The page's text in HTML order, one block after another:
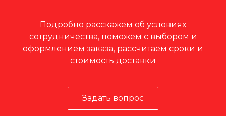
Подробно расскажем об условиях
сотрудничества, поможем с выбором и
оформлением заказа, рассчитаем сроки и
стоимость доставки
Задать вопрос